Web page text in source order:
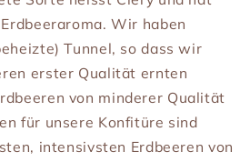
Wir haben
Tunnel, so dass wir
erster Qualität ernten
von minderer Qualität
für unsere Konfitüre sind
intensivsten Erdbeeren von